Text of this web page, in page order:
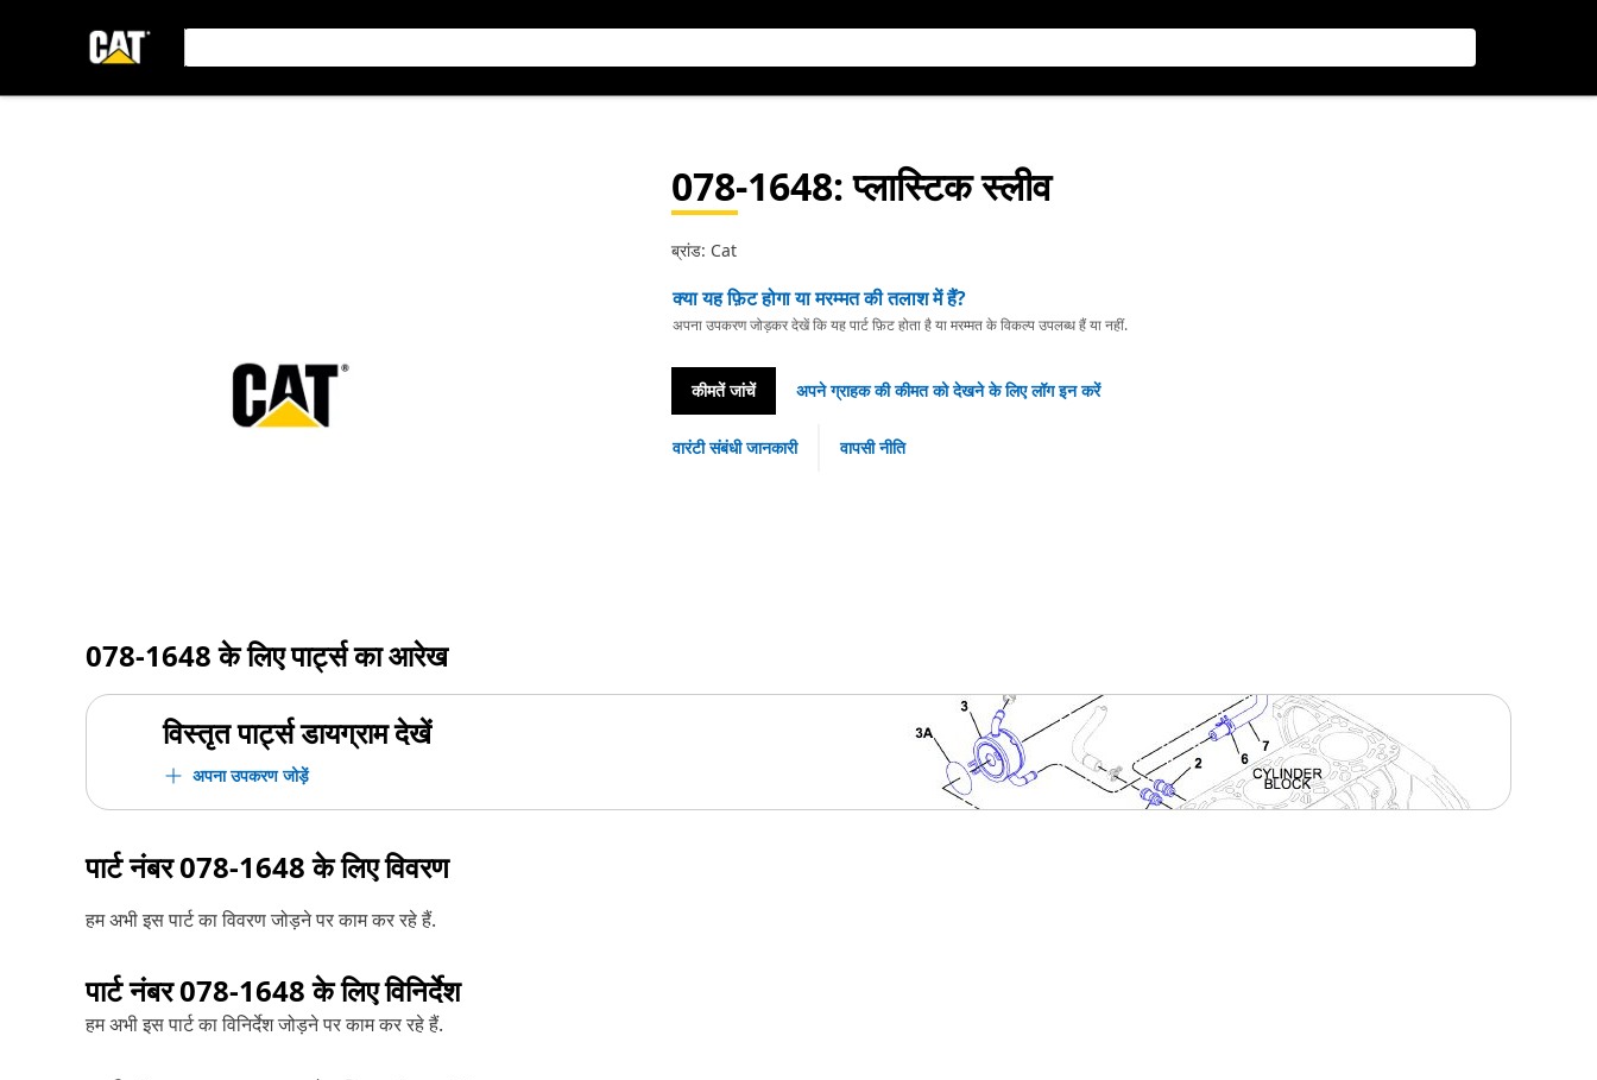
078-1648: प्लास्टिक स्लीव
ब्रांड: Cat
क्या यह फ़िट होगा या मरम्मत की तलाश में हैं?
अपना उपकरण जोड़कर देखें कि यह पार्ट फ़िट होता है या मरम्मत के विकल्प उपलब्ध हैं या नहीं.
कीमतें जांचें अपने ग्राहक की कीमत को देखने के लिए लॉग इन करें
वारंटी संबंधी जानकारी वापसी नीति
078-1648के लिए पार्ट्स का आरेख
विस्तृत पार्ट्स डायग्राम देखें
अपना उपकरण जोड़ें
पार्ट नंबर078-1648के लिए विवरण
हम अभी इस पार्ट का विवरण जोड़ने पर काम कर रहे हैं.
पार्ट नंबर078-1648के लिए विनिर्देश
हम अभी इस पार्ट का विनिर्देश जोड़ने पर काम कर रहे हैं.